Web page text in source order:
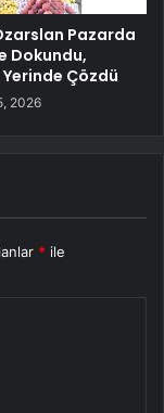
Pazarda
Dokundu,
Çözdü
2026
* ile